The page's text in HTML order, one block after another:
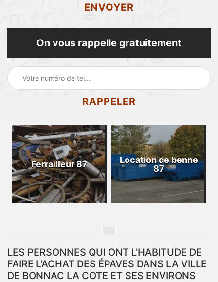
On vous rappelle gratuitement
Ferrailleur 87
Location de benne
87
LES PERSONNES QUI ONT L'HABITUDE DE
FAIRE L'ACHAT DES ÉPAVES DANS LA VILLE
DE BONNAC LA COTE ET SES ENVIRONS